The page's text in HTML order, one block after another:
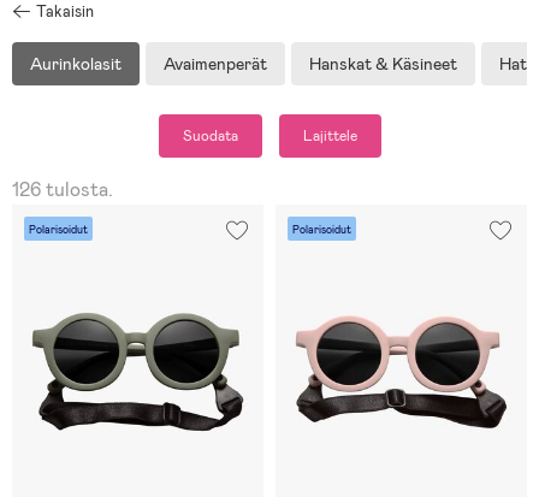
Takaisin
Aurinkolasit Avaimenperät Hanskat & Käsineet
Suodata Lajittele
126 tulosta.
Polarisoidut Polarisoidut